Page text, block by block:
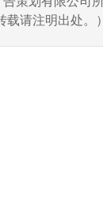
载请注明出处。）